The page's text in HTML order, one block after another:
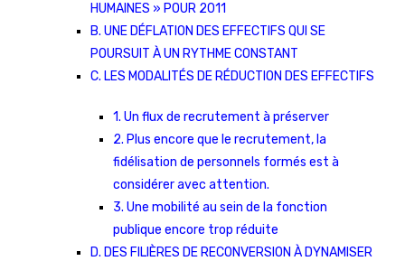
HUMAINES » POUR 2011
B. UNE DÉFLATION DES EFFECTIFS QUI SE
POURSUIT À UN RYTHME CONSTANT
C. LES MODALITÉS DE RÉDUCTION DES EFFECTIFS
1. Un flux de recrutement à préserver
2. Plus encore que le recrutement, la
fidélisation de personnels formés est à
considérer avec attention.
3. Une mobilité au sein de la fonction
publique encore trop réduite
D. DES FILIÈRES DE RECONVERSION À DYNAMISER